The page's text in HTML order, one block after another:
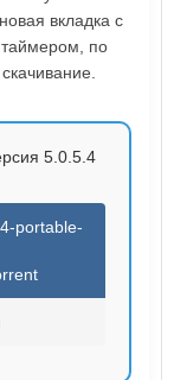
вкладка с
по
5.0.5.4
portable-